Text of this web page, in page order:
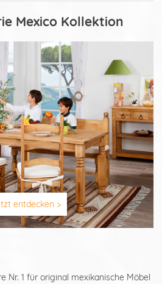
Mexico Kollektion
entdecken >
Nr. 1 für original mexikanische Möbel